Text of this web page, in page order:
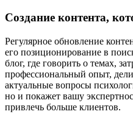
Создание контента,
Регулярное обновление
его позиционирование в
блог, где говорить о темах,
профессиональный опыт,
актуальные вопросы
но и покажет вашу
привлечь больше клиентов.